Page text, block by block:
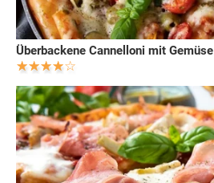
Überbackene Cannelloni mit Gemüse